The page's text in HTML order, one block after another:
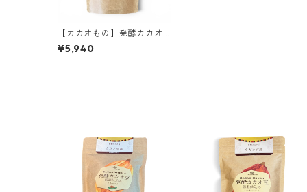
【カカオもの】発酵カカオ
豆プレミアム（クラッシ
ュ）エクアドル産 アリバ 30
¥5,940